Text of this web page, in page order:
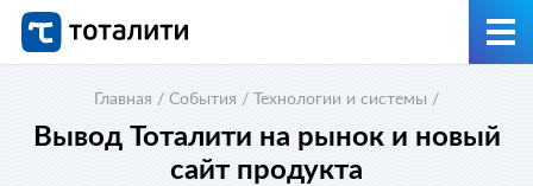
Главная / События / Технологии и системы /
Вывод Тоталити на рынок и новый
сайт продукта